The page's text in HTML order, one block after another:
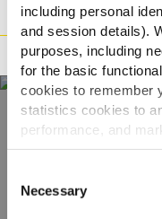
including personal
and session details).
purposes, including
for the basic
cookies to remember
statistics cookies to
performance, and
personalized content
By clicking 'Allow all
all cookies. If you'd
Selection
Necessary
Elkészítési javaslat
Állítások